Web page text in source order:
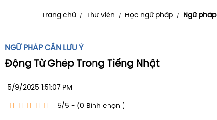
Trang chủ / Thư viện / Học ngữ pháp / Ngữ
NGỮ PHÁP CẦN LƯU Ý
Động Từ Ghép Trong Tiếng Nhật
5/9/2025 1:51:07 PM
5/5 - (0 Bình chọn )